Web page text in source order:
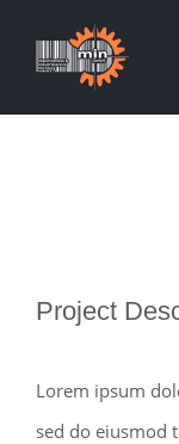
Inhalt
Larger
Project
Lorem ipsum
sed do eiusmod